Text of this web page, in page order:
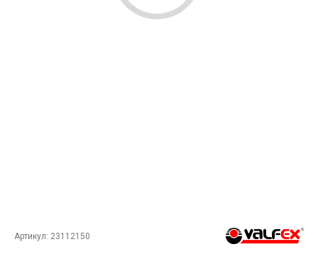
Артикул: 23112150